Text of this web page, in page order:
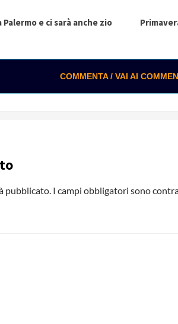
e ci sarà anche zio
COMMENTA / VAI AI
pubblicato. I campi obbligatori sono